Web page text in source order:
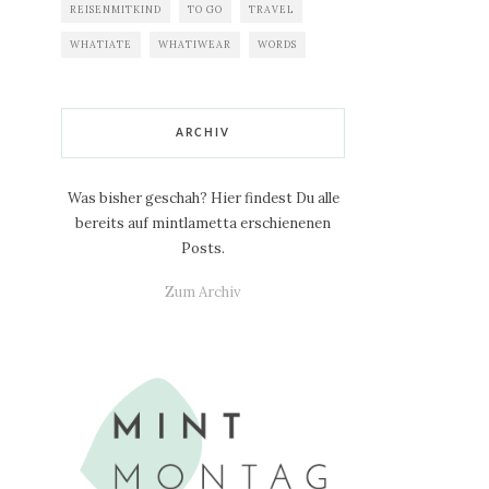
REISENMITKIND TO GO TRAVEL
WHATIATE WHATIWEAR WORDS
ARCHIV
Was bisher geschah? Hier findest Du alle
bereits auf mintlametta erschienenen
Posts.
Zum Archiv